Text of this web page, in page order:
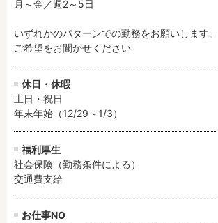
月～金／週2～5日
いずれかのパターンでの勤務をお願いします。
ご希望をお聞かせください
休日・休暇
土日・祝日
年末年始（12/29～1/3）
福利厚生
社会保険（勤務条件による）
交通費支給
お仕事NO
フリーワード検索